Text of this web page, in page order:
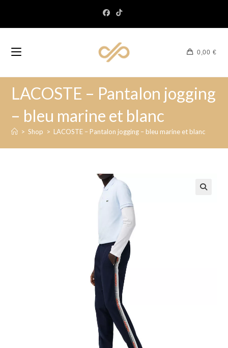
0,00 €
LACOSTE – Pantalon jogging
– bleu marine et blanc
> Shop > LACOSTE – Pantalon jogging – bleu marine et blanc